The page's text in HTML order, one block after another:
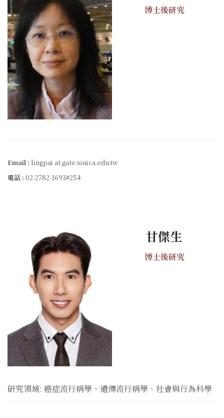
博士後研究
Email : lingpai at gate.sinica.edu.tw
電話 : 02-2782-1693#254
甘傑生
博士後研究
研究領域: 癌症流行病學、遺傳流行病學、社會與行為科學